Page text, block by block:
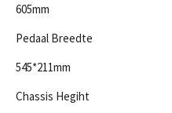
605mm
Pedaal Breedte
545*211mm
Chassis Hegiht